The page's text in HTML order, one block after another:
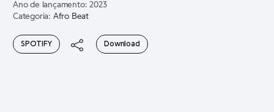
Ano de lançamento: 2023
Categoria: Afro Beat
SPOTIFY Download